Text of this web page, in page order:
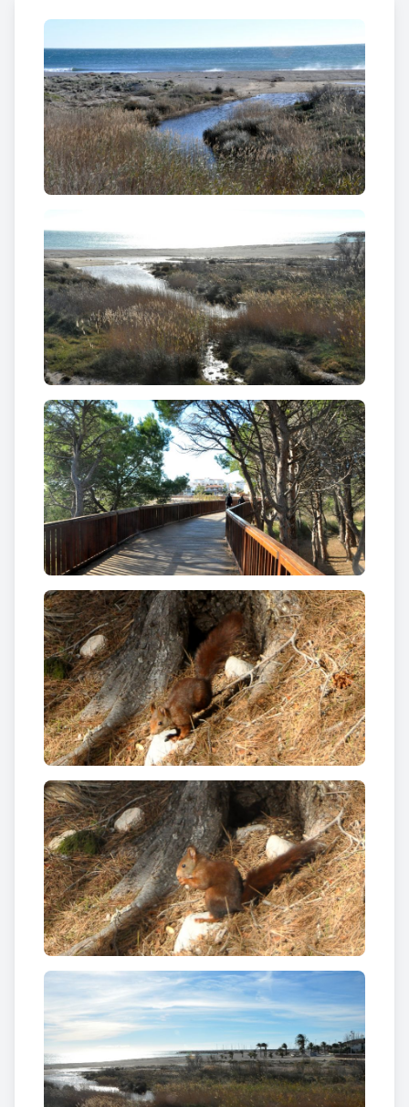
mostra excepcional de leszones humides de la
Mediterrània. El visitant pot gaudir de l’espai a
través d’una passarel·la de fusta que el travessa.
Entre les plantes destaquenel canyissar, el
tamarius i el jonc. Entre els animals, a més de
els esquirols que intrèpids pugen i baixen pels
arbres propers i el petitfartet, un peix en greu
perill d’extinció que podem trobar en la petita
llacuna que roman estable al llarg de l’any, formada
per l’aigua dolça del propi riu, aigües subterrànies
del seu aqüífer i aigua de la mar Mediterrània.